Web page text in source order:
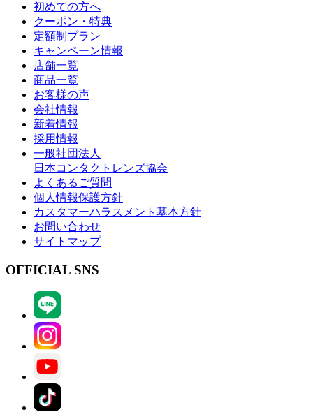
初めての方へ
クーポン・特典
定額制プラン
キャンペーン情報
店舗一覧
商品一覧
お客様の声
会社情報
新着情報
採用情報
一般社団法人
日本コンタクトレンズ協会
よくあるご質問
個人情報保護方針
カスタマーハラスメント基本方針
お問い合わせ
サイトマップ
OFFICIAL SNS